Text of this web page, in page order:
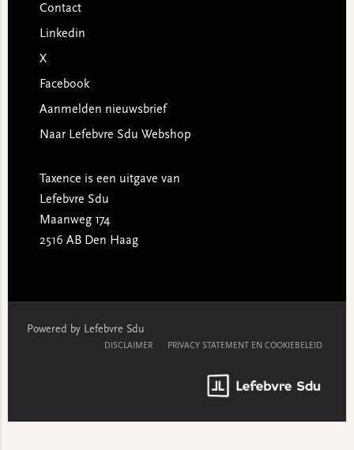
Contact
Linkedin
X
Facebook
Aanmelden nieuwsbrief
Naar Lefebvre Sdu Webshop
Taxence is een uitgave van
Lefebvre Sdu
Maanweg 174
2516 AB Den Haag
Powered by Lefebvre Sdu
DISCLAIMER PRIVACY STATEMENT EN COOKIEBELEID